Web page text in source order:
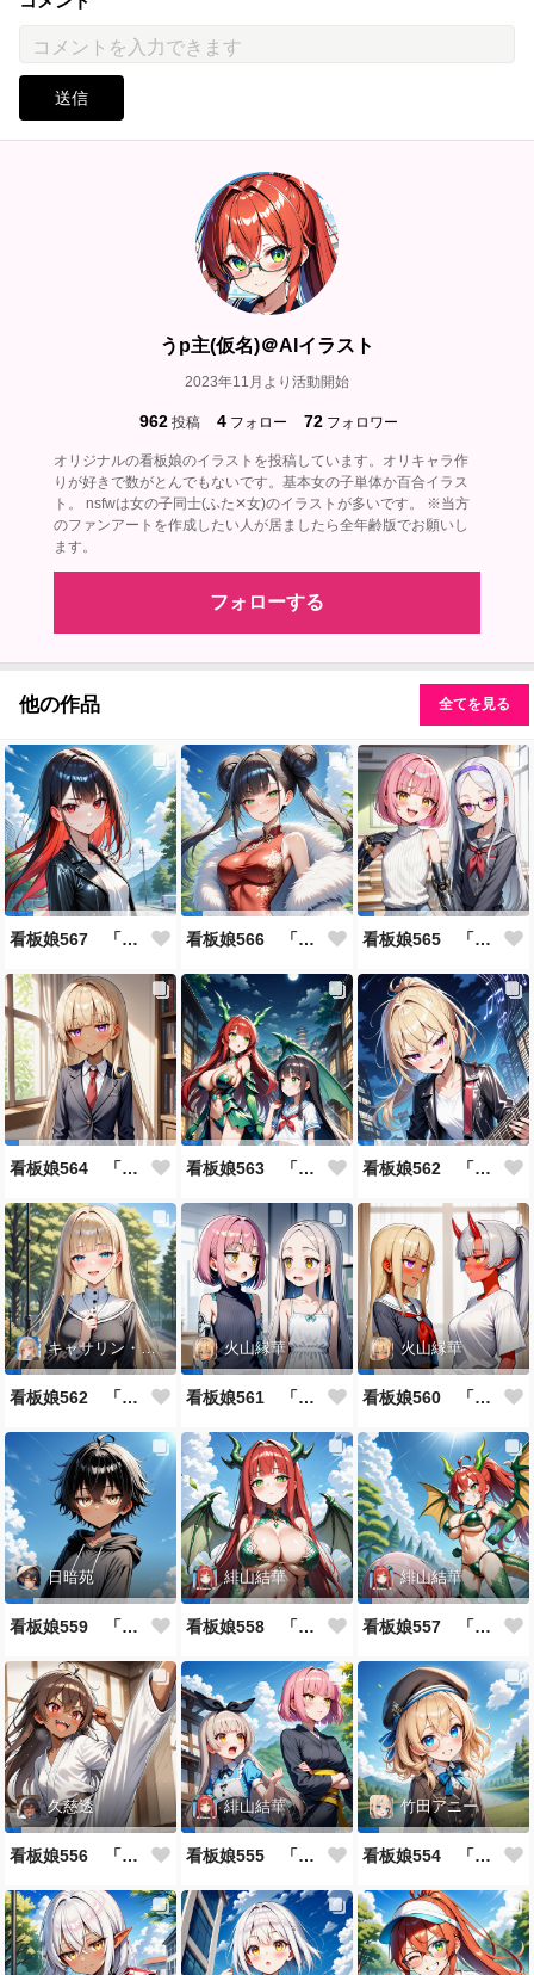
送信
うp主(仮名)＠AIイラスト
2023年11月より活動開始
962 投稿 4 フォロー 72 フォロワー
オリジナルの看板娘のイラストを投稿しています。オリキャラ作
りが好きで数がとんでもないです。基本女の子単体か百合イラス
ト。 nsfwは女の子同士(ふた✕女)のイラストが多いです。 ※当方
のファンアートを作成したい人が居ましたら全年齢版でお願いし
ます。
フォローする
他の作品 全てを見る
看板娘567 「雪村恋のよもやま話」 看板娘566 「ナンシー・ツァオのよもやま話」 看板娘565 「銀一族」
看板娘564 「ジェルマ・レスポストン・八百のよもやま話」 看板娘563 「騒ぎの終わり」 看板娘562 「八木沼千絵のよもやま話」
キャサリン・アストリー
看板娘562 「キャサリン・アストリーのよもやま話」
火山縁華
看板娘561 「火山一族」
火山縁華
看板娘560 「緋山一族」
日暗苑
看板娘559 「日暗苑のよもやま話」
緋山結華
看板娘558 「緋山結華」キャラクター紹介
緋山結華
看板娘557 「其々の再会」
久慈透
看板娘556 「久慈透のよもやま話」
緋山結華
看板娘555 「帰還、そして目覚め。」
竹田アニー
看板娘554 「竹田アニーのよもやま話」